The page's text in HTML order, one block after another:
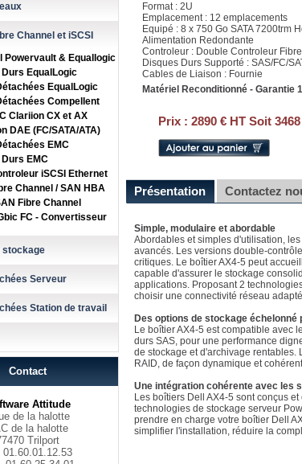
Channel et iSCSI
Powervault & Equallogic
Durs EqualLogic
EqualLogic
Compellent
Clariion CX et AX
DAE (FC/SATA/ATA)
EMC
EMC
iSCSI Ethernet
Channel / SAN HBA
Fibre Channel
FC - Convertisseur
stockage
Serveur
Station de travail
Contact
Attitude
de la halotte
de la halotte
Trilport
01.60.01.12.53
Format : 2U
Emplacement : 12 emplacements
Equipé : 8 x 750 Go SATA 7200trm
Alimentation Redondante
Controleur : Double Controleur
Disques Durs Supporté : SAS/FC/
Cables de Liaison : Fournie
Matériel Reconditionné - Garantie
Prix : 2890 € HT Soit
Présentation Contactez
Simple, modulaire et abordable
Abordables et simples d'utilisation,
avancés. Les versions double-
critiques. Le boîtier AX4-5 peut
capable d'assurer le stockage
applications. Proposant 2
choisir une connectivité réseau
Des options de stockage
Le boîtier AX4-5 est compatible avec
durs SAS, pour une performance
de stockage et d'archivage rentables.
RAID, de façon dynamique et
Une intégration cohérente avec les
Les boîtiers Dell AX4-5 sont conçus
technologies de stockage serveur
prendre en charge votre boîtier Dell
simplifier l'installation, réduire la